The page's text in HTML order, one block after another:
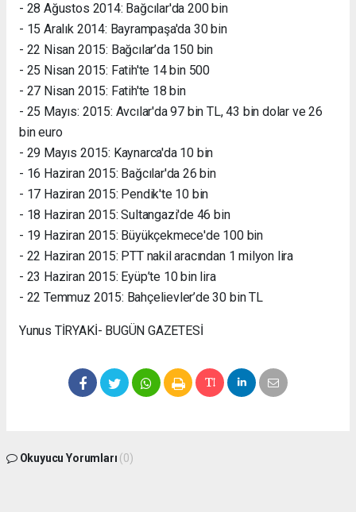
- 28 Ağustos 2014: Bağcılar'da 200 bin
- 15 Aralık 2014: Bayrampaşa'da 30 bin
- 22 Nisan 2015: Bağcılar’da 150 bin
- 25 Nisan 2015: Fatih'te 14 bin 500
- 27 Nisan 2015: Fatih'te 18 bin
- 25 Mayıs: 2015: Avcılar'da 97 bin TL, 43 bin dolar ve 26
bin euro
- 29 Mayıs 2015: Kaynarca'da 10 bin
- 16 Haziran 2015: Bağcılar'da 26 bin
- 17 Haziran 2015: Pendik'te 10 bin
- 18 Haziran 2015: Sultangazi'de 46 bin
- 19 Haziran 2015: Büyükçekmece'de 100 bin
- 22 Haziran 2015: PTT nakil aracından 1 milyon lira
- 23 Haziran 2015: Eyüp’te 10 bin lira
- 22 Temmuz 2015: Bahçelievler’de 30 bin TL
Yunus TİRYAKİ- BUGÜN GAZETESİ
Okuyucu Yorumları (0)